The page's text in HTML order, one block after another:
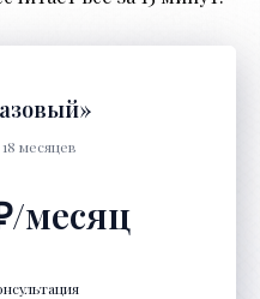
месяцев
месяц